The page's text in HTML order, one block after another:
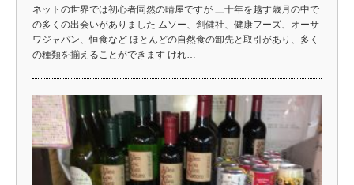
ネットの世界では初心者同然の晴屋ですが 三十年を越す歳月の中で
の多くの出会いがありました ムソー、創健社、健康フーズ、オーサ
ワジャパン、恒食など ほとんどの自然食の卸先と取引があり、多く
の種類を揃えることができます けれ…